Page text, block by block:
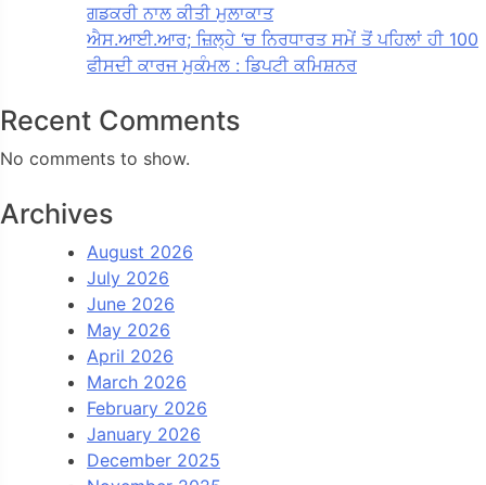
ਗਡਕਰੀ ਨਾਲ ਕੀਤੀ ਮੁਲਾਕਾਤ
ਐਸ.ਆਈ.ਆਰ; ਜ਼ਿਲ੍ਹੇ ‘ਚ ਨਿਰਧਾਰਤ ਸਮੇਂ ਤੋਂ ਪਹਿਲਾਂ ਹੀ 100
ਫੀਸਦੀ ਕਾਰਜ ਮੁਕੰਮਲ : ਡਿਪਟੀ ਕਮਿਸ਼ਨਰ
Recent Comments
No comments to show.
Archives
August 2026
July 2026
June 2026
May 2026
April 2026
March 2026
February 2026
January 2026
December 2025